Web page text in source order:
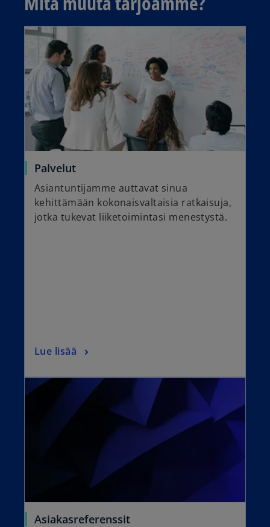
Palvelut
Asiantuntijamme auttavat sinua
kehittämään kokonaisvaltaisia ratkaisuja,
jotka tukevat liiketoimintasi menestystä.
Lue lisää
Asiakasreferenssit